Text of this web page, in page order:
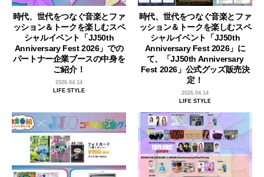
時代、世代をつなぐ音楽とファ
ッション＆トークを楽しむスペ
シャルイベント「JJ50th
Anniversary Fest 2026」での
パートナー企業ブースの中身を
ご紹介！
2026.04.14
LIFE STYLE
時代、世代をつなぐ音楽とファ
ッション＆トークを楽しむスペ
シャルイベント「JJ50th
Anniversary Fest 2026」に
て、「JJ50th Anniversary
Fest 2026」公式グッズ販売決
定！
2026.04.14
LIFE STYLE